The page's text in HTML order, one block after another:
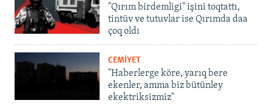
"Qırım birdemligi" işini toqtattı,
tintüv ve tutuvlar ise Qırımda daa
çoq oldı
CEMİYET
"Haberlerge köre, yarıq bere
ekenler, amma biz bütünley
ekektriksizmiz"